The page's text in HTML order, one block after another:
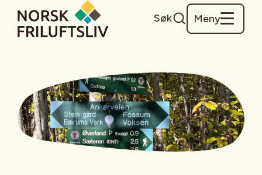
Søk Meny